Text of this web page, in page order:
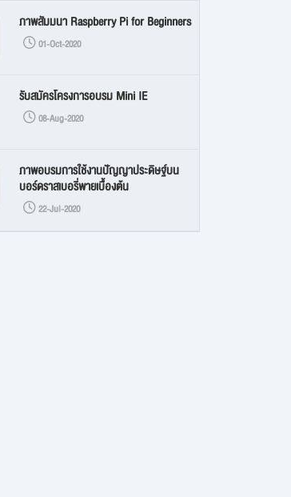
ภาพสัมมนา Raspberry Pi for Beginners
01-Oct-2020
รับสมัครโครงการอบรม Mini IE
08-Aug-2020
ภาพอบรมการใช้งานปัญญาประดิษฐ์บน
บอร์ดราสเบอรี่พายเบื้องต้น
22-Jul-2020